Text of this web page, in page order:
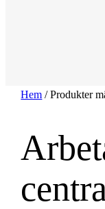
Hem / Produkter